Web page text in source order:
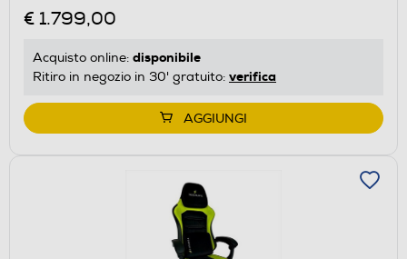
€ 1.799,00
Acquisto online: disponibile
Ritiro in negozio in 30' gratuito: verifica
AGGIUNGI